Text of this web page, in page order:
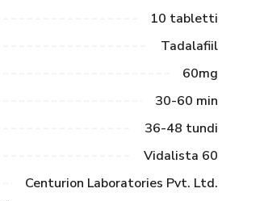
10 tabletti
Tadalafiil
60mg
30-60 min
36-48 tundi
Vidalista 60
Centurion Laboratories Pvt. Ltd.